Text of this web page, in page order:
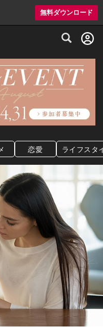
無料ダウンロード
プレミアムレストラン予約
恋愛 ライフスタ